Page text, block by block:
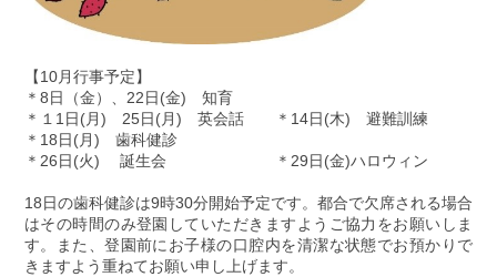
【10月行事予定】
＊8日（金）、22日(金) 知育
＊１1日(月) 25日(月) 英会話 ＊14日(木) 避難訓練
＊18日(月) 歯科健診
＊26日(火) 誕生会 ＊29日(金)ハロウィン
18日の歯科健診は9時30分開始予定です。都合で欠席される場合
はその時間のみ登園していただきますようご協力をお願いしま
す。また、登園前にお子様の口腔内を清潔な状態でお預かりで
きますよう重ねてお願い申し上げます。